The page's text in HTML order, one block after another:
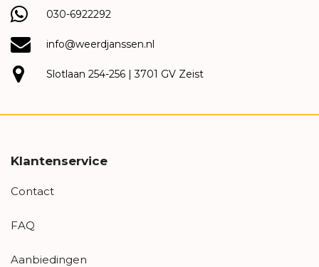
030-6922292
info@weerdjanssen.nl
Slotlaan 254-256 | 3701 GV Zeist
Klantenservice
Contact
FAQ
Aanbiedingen